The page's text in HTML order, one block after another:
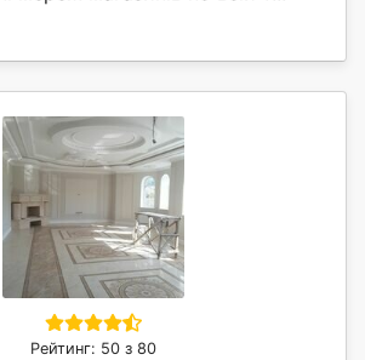
Рейтинг: 50 з 80